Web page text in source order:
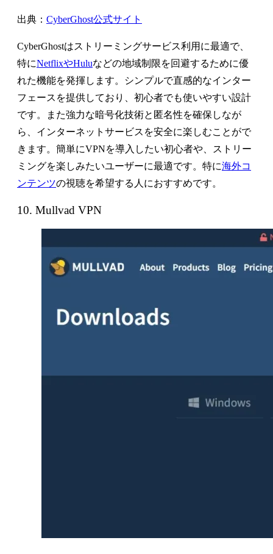
出典： CyberGhost公式サイト
CyberGhostはストリーミングサービス利用に最適で、
特にNetflixやHuluなどの地域制限を回避するために優
れた機能を発揮します。シンプルで直感的なインター
フェースを提供しており、初心者でも使いやすい設計
です。また強力な暗号化技術と匿名性を確保しなが
ら、インターネットサービスを安全に楽しむことがで
きます。簡単にVPNを導入したい初心者や、ストリー
ミングを楽しみたいユーザーに最適です。特に海外コ
ンテンツの視聴を希望する人におすすめです。
10. Mullvad VPN